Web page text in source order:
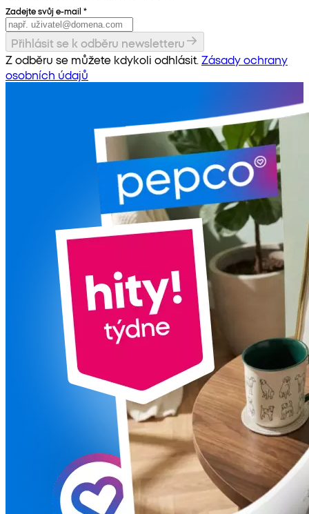
Zadejte svůj e-mail *
Přihlásit se k odběru newsletteru
Z odběru se můžete kdykoli odhlásit. Zásady ochrany
osobních údajů